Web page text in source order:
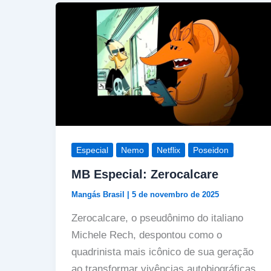
Especial Nemo Netflix Poseidon
MB Especial: Zerocalcare
Mangás Brasil 5 de novembro de 2025
Zerocalcare, o pseudônimo do italiano
Michele Rech, despontou como o
quadrinista mais icônico de sua geração